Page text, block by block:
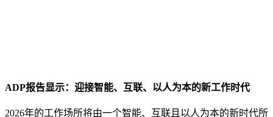
ADP报告显示：迎接智能、互联、以人为本的新工作时代
2026年的工作场所将由一个智能、互联且以人为本的新时代所